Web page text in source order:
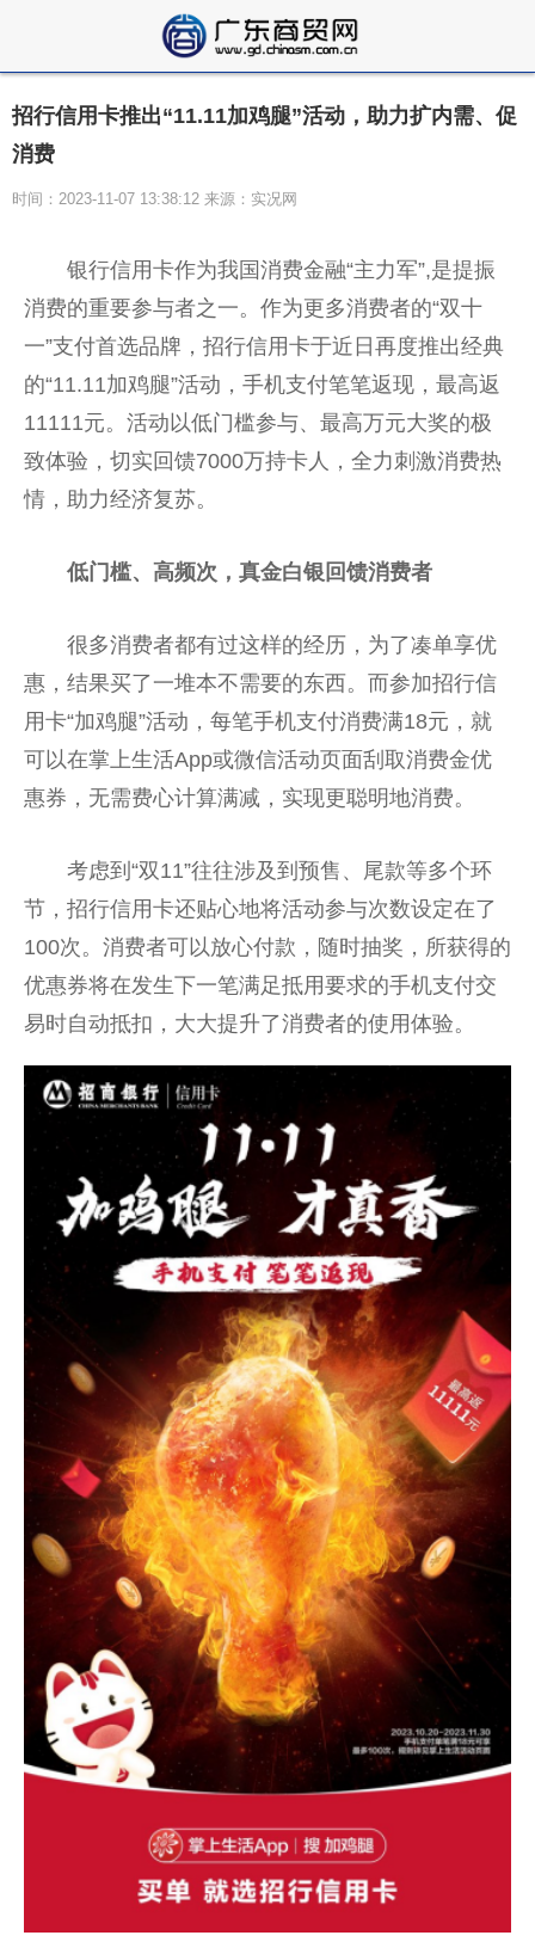
招行信用卡推出“11.11加鸡腿”活动，助力扩内需、促
消费
时间：2023-11-07 13:38:12 来源：实况网
银行信用卡作为我国消费金融“主力军”,是提振
消费的重要参与者之一。作为更多消费者的“双十
一”支付首选品牌，招行信用卡于近 日再度推出经典
的“11.11加鸡腿”活动，手机支付笔笔返现，最高返
11111元。活动以低门槛参与、最高万元大奖的极
致体验，切实回馈7000万持卡人，全力刺激消费热
情，助力经济复苏。
低门槛、高频次，真金白银回馈消费者
很多消费者都有过这样的经历，为了凑单享优
惠，结果买了一堆本不需要的东西。而参加招行信
用卡“加鸡腿”活动，每笔手机支付消费满18元，就
可以在掌上生活App或微信活动页面刮取消费金优
惠券，无需费心计算满减，实现更聪明地消费。
考虑到“双11”往往涉及到预售、尾款等多个环
节，招行信用卡还贴心地将活动参与次数设定在了
100次。消费者可以放心付款，随时抽奖，所获得的
优惠券将在发生下一笔满足抵用要求的手机支付交
易时自动抵扣， 大大提升了消费者的使用体验。